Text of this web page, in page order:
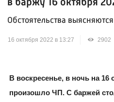
в баржу 16 октября
Обстоятельства выясняются
16 октября 2022 в 13:27 2902
В воскресенье, в ночь на 16
произошло ЧП. С баржей